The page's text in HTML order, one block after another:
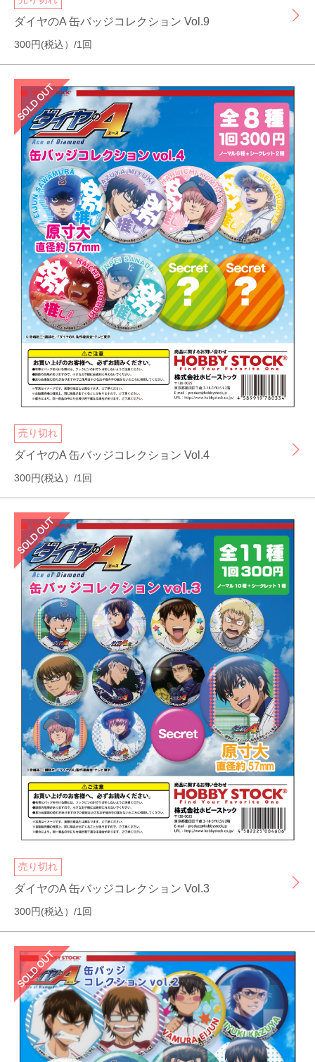
ダイヤのA 缶バッジコレクション Vol.9
300円(税込）/1回
売り切れ
ダイヤのA 缶バッジコレクション Vol.4
300円(税込）/1回
売り切れ
ダイヤのA 缶バッジコレクション Vol.3
300円(税込）/1回